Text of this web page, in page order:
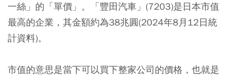
一絲」的「單價」。「豐田汽車」(7203)是日本市值
最高的企業，其金額約為38兆圓(2024年8月12日統
計資料)。
市值的意思是當下可以買下整家公司的價格，也就是